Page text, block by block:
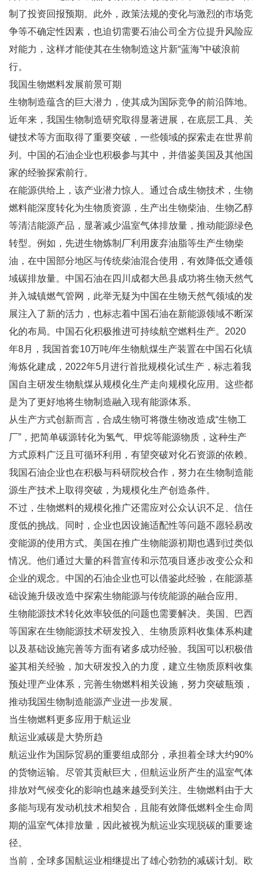
制了投资回报预期。此外，政策法规的变化与激烈的市场竞
争等不确定性因素，也迫切需要石油公司全方位提升风险应
对能力，这样才能使其在生物制造这片新“蓝海”中破浪前
行。
我国生物燃料发展前景可期
生物制造蕴含的巨大潜力，使其成为国际竞争的前沿阵地。
近年来，我国生物制造研究取得显著进展，在底层工具、关
键技术等方面取得了重要突破，一些领域的探索走在世界前
列。中国的石油企业也积极参与其中，并借鉴美国及其他国
家的经验探索前行。
在能源供给上，该产业潜力惊人。通过合成生物技术，生物
燃料能深度转化为生物质资源，生产出生物柴油、生物乙醇
等清洁能源产品，显著减少温室气体排放量，推动能源绿色
转型。例如，先进生物炼制厂利用废弃油脂等生产生物柴
油，在中国部分地区与传统柴油混合使用，有效降低交通领
域碳排放量。中国石油在四川成都大邑县成功将生物天然气
并入城镇燃气管网，此举无疑为中国在生物天然气领域的发
展注入了新的活力，也标志着中国石油在新能源领域不断深
化的布局。中国石化积极推进可持续航空燃料生产。2020
年8月，我国首套10万吨/年生物航煤生产装置在中国石化镇
海炼化建成，2022年5月进行首批规模化试生产，标志着我
国自主研发生物航煤从规模化生产走向规模化应用。这些都
是为了更好地将生物制造融入现有能源体系。
从生产方式创新而言，合成生物可将微生物改造成“生物工
厂”，把简单碳源转化为氢气、甲烷等能源物质，这种生产
方式原料广泛且可循环利用，有望突破对化石资源的依赖。
我国石油企业也在积极与科研院校合作，努力在生物制造能
源生产技术上取得突破，为规模化生产创造条件。
不过，生物燃料的规模化推广还需应对公众认识不足、信任
度低的挑战。同时，企业也因设施适配性等问题不愿轻易改
变能源的使用方式。美国在推广生物能源初期也遇到过类似
情况。他们通过大量的科普宣传和示范项目逐步改变公众和
企业的观念。中国的石油企业也可以借鉴此经验，在能源基
础设施升级改造中探索生物能源与传统能源的融合应用。
生物能源技术转化效率较低的问题也需要解决。美国、巴西
等国家在生物能源技术研发投入、生物质原料收集体系构建
以及基础设施完善等方面有诸多成功经验。我国可以积极借
鉴其相关经验，加大研发投入的力度，建立生物质原料收集
预处理产业体系，完善生物燃料相关设施，努力突破瓶颈，
推动我国生物制造能源产业进一步发展。
当生物燃料更多应用于航运业
航运业减碳是大势所趋
航运业作为国际贸易的重要组成部分，承担着全球大约90%
的货物运输。尽管其贡献巨大，但航运业所产生的温室气体
排放对气候变化的影响也越来越受到关注。生物燃料由于大
多能与现有发动机技术相契合，且能有效降低燃料全生命周
期的温室气体排放量，因此被视为航运业实现脱碳的重要途
径。
当前，全球多国航运业相继提出了雄心勃勃的减碳计划。欧